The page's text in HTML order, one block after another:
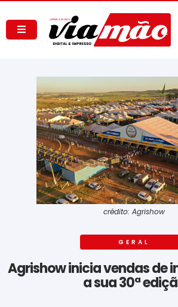
crédito: Agrishow
GERAL
Agrishow inicia vendas de
a sua 30ª